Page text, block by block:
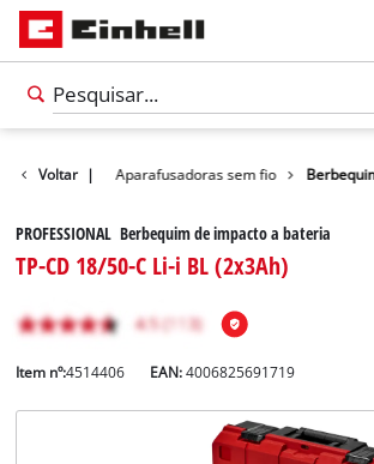
Voltar |
Bricolagem Aparafusadoras sem fio
PROFESSIONAL Berbequim de impacto a bateria
TP-CD 18/50-C Li-i BL (2x3Ah)
Item nº:4514406 EAN:4006825691719